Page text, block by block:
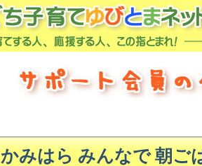
かみはら みんなで 朝ご